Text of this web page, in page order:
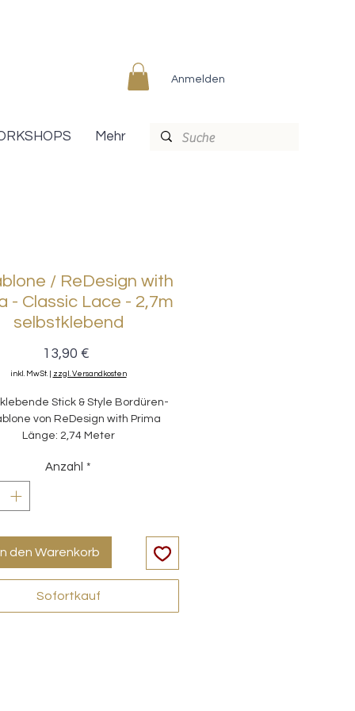
Anmelden
Mehr
/ ReDesign with
- Classic Lace - 2,7m
selbstklebend
13,90 €
inkl. MwSt. zzgl. Versandkosten
Stick & Style Bordüren-
von ReDesign with Prima
Länge: 2,74 Meter
Anzahl *
den Warenkorb
Sofortkauf